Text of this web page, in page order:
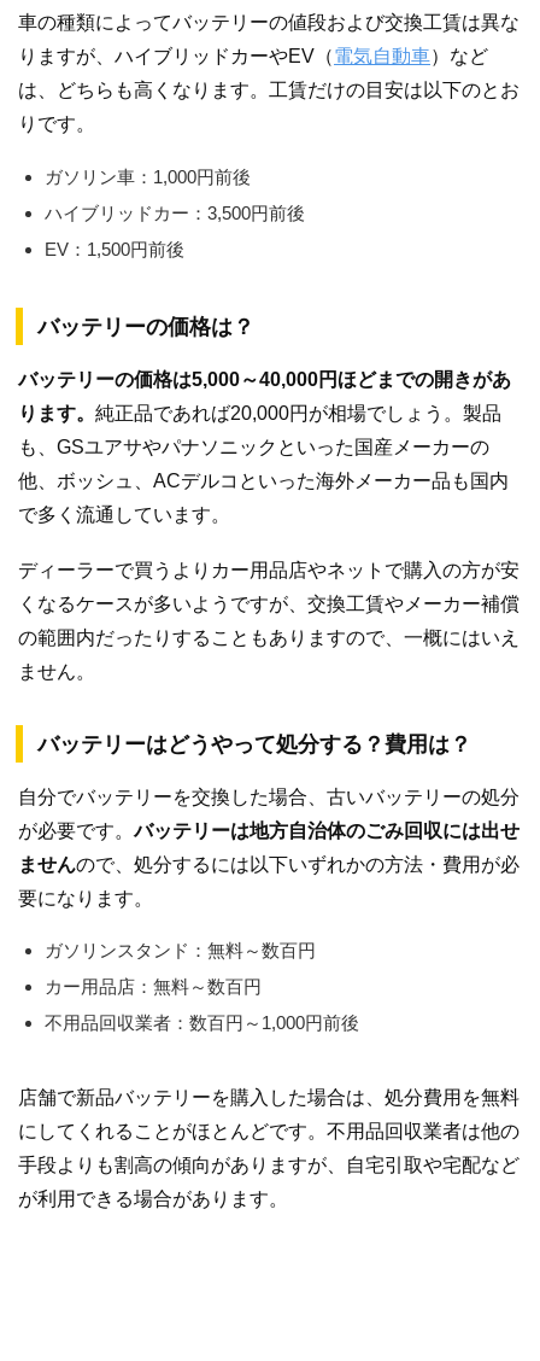
車の種類によってバッテリーの値段および交換工賃は異な
りますが、ハイブリッドカーやEV（電気自動車）など
は、どちらも高くなります。工賃だけの目安は以下のとお
りです。
ガソリン車：1,000円前後
ハイブリッドカー：3,500円前後
EV：1,500円前後
バッテリーの価格は？
バッテリーの価格は5,000～40,000円ほどまでの開きがあ
ります。 純正品であれば20,000円が相場でしょう。製品
も、GSユアサやパナソニックといった国産メーカーの
他、ボッシュ、ACデルコといった海外メーカー品も国内
で多く流通しています。
ディーラーで買うよりカー用品店やネットで購入の方が安
くなるケースが多いようですが、交換工賃やメーカー補償
の範囲内だったりすることもありますので、一概にはいえ
ません。
バッテリーはどうやって処分する？費用は？
自分でバッテリーを交換した場合、古いバッテリーの処分
が必要です。バッテリーは地方自治体のごみ回収には出せ
ませんので、処分するには以下いずれかの方法・費用が必
要になります。
ガソリンスタンド：無料～数百円
カー用品店：無料～数百円
不用品回収業者：数百円～1,000円前後
店舗で新品バッテリーを購入した場合は、処分費用を無料
にしてくれることがほとんどです。不用品回収業者は他の
手段よりも割高の傾向がありますが、自宅引取や宅配など
が利用できる場合があります。